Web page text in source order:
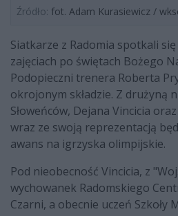
Źródło: fot. Adam Kurasiewicz /
Siatkarze z Radomia spotkali
zajęciach po świętach Bożego
Podopieczni trenera Roberta
okrojonym składzie. Z drużyną
Słoweńców, Dejana Vincicia
wraz ze swoją reprezentacją
awans na igrzyska olimpijskie.
Pod nieobecność Vincicia, z
wychowanek Radomskiego
Czarni, a obecnie uczeń Szkoły